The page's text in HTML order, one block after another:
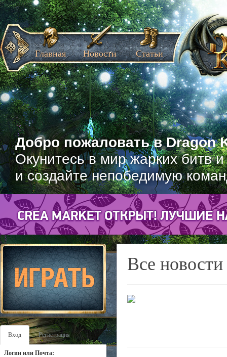
Добро пожаловать в Dragon
Окунитесь в мир жарких битв
и создайте непобедимую
Главная Новости Статьи
Вход Регистрация
Логин или Почта:
Все новости